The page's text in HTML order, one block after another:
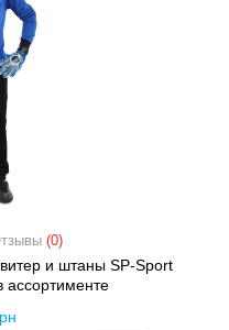
(0)
и штаны SP-Sport
ассортименте